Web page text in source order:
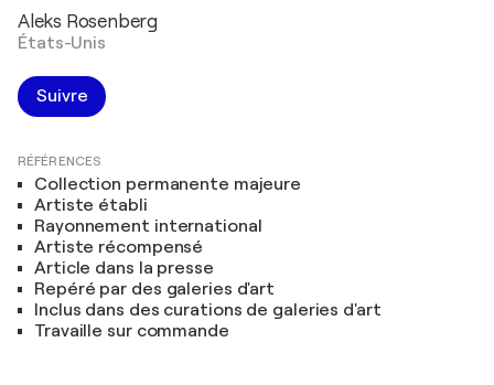
Aleks Rosenberg
États-Unis
Suivre
RÉFÉRENCES
Collection permanente majeure
Artiste établi
Rayonnement international
Artiste récompensé
Article dans la presse
Repéré par des galeries d'art
Inclus dans des curations de galeries d'art
Travaille sur commande